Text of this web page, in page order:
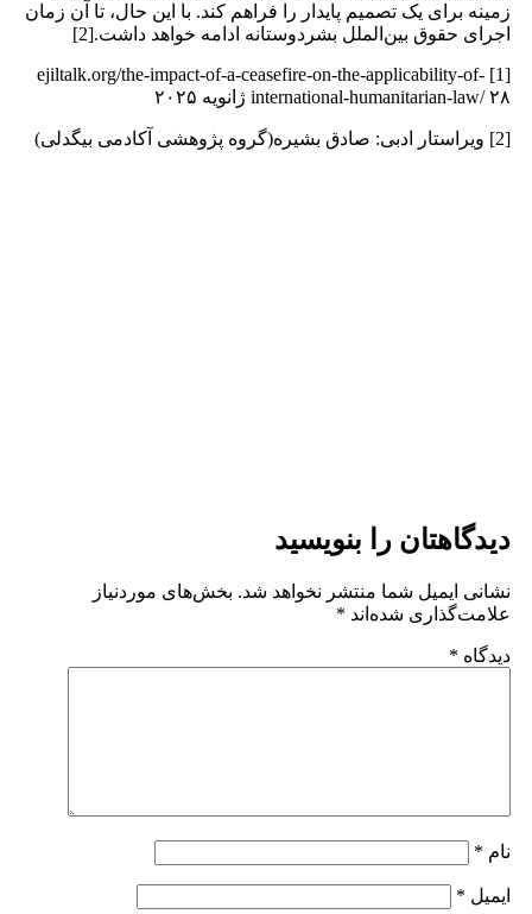
زمینه برای یک تصمیم پایدار را فراهم کند. با این حال، تا آن زمان
اجرای حقوق بین‌الملل بشردوستانه ادامه خواهد داشت.[2]
[1] ejiltalk.org/the-impact-of-a-ceasefire-on-the-applicability-of-
international-humanitarian-law/ ۲۸ ژانویه ۲۰۲۵
[2] ویراستار ادبی: صادق بشیره(گروه پژوهشی آکادمی بیگدلی)
دیدگاهتان را بنویسید
نشانی ایمیل شما منتشر نخواهد شد. بخش‌های موردنیاز
علامت‌گذاری شده‌اند *
دیدگاه *
نام *
ایمیل *